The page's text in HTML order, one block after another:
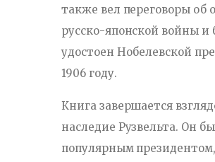
также вел переговоры об
русско-японской войны и
удостоен Нобелевской
1906 году.
Книга завершается
наследие Рузвельта. Он
популярным президентом,